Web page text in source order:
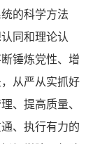
的科学方法
同和理论认
锤炼党性、增
从严从实抓好
、提高质量、
、执行有力的